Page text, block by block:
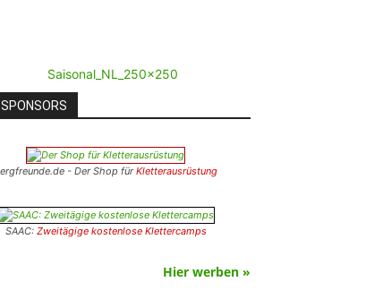
- Der Shop fürKletterausrüstung
SAAC: Zweitägige kostenlose Klettercamps
Hier werben »